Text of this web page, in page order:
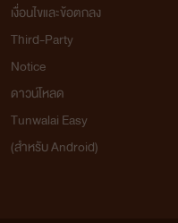
เงื่อนไขและข้อตกลง
Third-Party
Notice
ดาวน์โหลด
Tunwalai Easy
(สำหรับ Android)